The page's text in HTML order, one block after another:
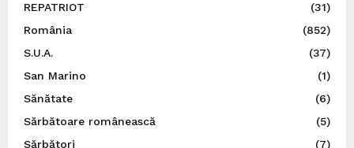
REPATRIOT
(31)
România
(852)
S.U.A.
(37)
San Marino
(1)
Sănătate
(6)
Sărbătoare românească
(5)
Sărbători
(7)